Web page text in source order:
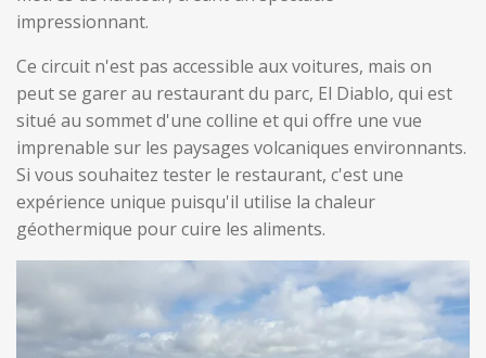
impressionnant.
Ce circuit n'est pas accessible aux voitures, mais on
peut se garer au restaurant du parc, El Diablo, qui est
situé au sommet d'une colline et qui offre une vue
imprenable sur les paysages volcaniques environnants.
Si vous souhaitez tester le restaurant, c'est une
expérience unique puisqu'il utilise la chaleur
géothermique pour cuire les aliments.